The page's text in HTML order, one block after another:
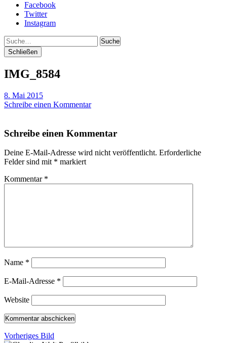
Facebook
Twitter
Instagram
Suche
Schließen
IMG_8584
8. Mai 2015
Schreibe einen Kommentar
Schreibe einen Kommentar
Deine E-Mail-Adresse wird nicht veröffentlicht. Erforderliche
Felder sind mit * markiert
Kommentar *
Name *
E-Mail-Adresse *
Website
Vorheriges Bild